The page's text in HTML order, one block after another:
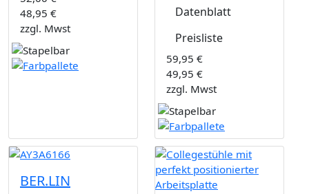
48,95 €
zzgl. Mwst
Datenblatt
Preisliste
59,95 €
49,95 €
zzgl. Mwst
BER.LIN